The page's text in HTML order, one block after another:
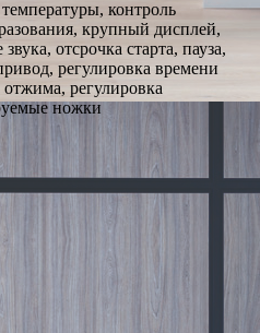
контроль
крупный дисплей,
отсрочка старта, пауза,
регулировка времени
регулировка
ножки